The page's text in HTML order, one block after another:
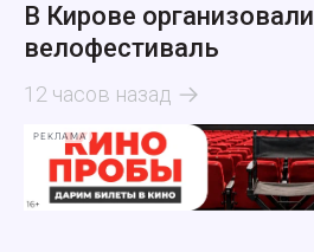
В Кирове организовали
велофестиваль
12 часов назад
РЕКЛАМА